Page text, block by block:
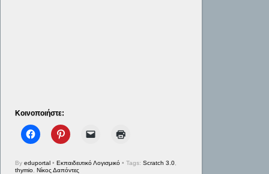
Κοινοποιήστε:
Byeduportal • Εκπαιδευτικό Λογισμικό • Tags:Scratch 3.0
thymio ,Νίκος Δαπόντες